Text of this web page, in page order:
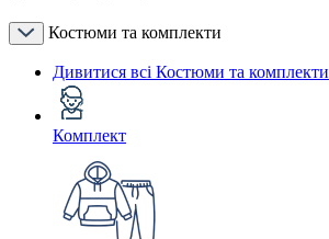
Костюми та комплекти
Дивитися всі Костюми та комплекти
Комплект